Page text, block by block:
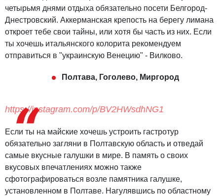
четырьмя днями отдыха обязательно посети Белгород-
Днестровский. Аккерманская крепость на берегу лимана
откроет тебе свои тайны, или хотя бы часть из них. Если
ты хочешь итальянского колорита рекомендуем
отправиться в "украинскую Венецию" - Вилково.
Полтава, Гоголево, Миргород
https://instagram.com/p/BV2HWsdhNG1
Если ты на майские хочешь устроить гастротур
обязательно загляни в Полтавскую область и отведай
самые вкусные галушки в мире. В память о своих
вкусовых впечатлениях можно также
сфотографироваться возле памятника галушке,
установленном в Полтаве. Нагулявшись по областному